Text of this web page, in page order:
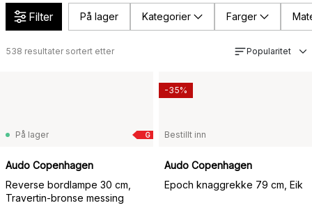
Filter På lager Kategorier Farger
538 resultater sortert etter Popularitet
G
På lager
Audo Copenhagen
Reverse bordlampe 30 cm,
Travertin-bronse messing
Bestillt inn
Audo Copenhagen
Epoch knaggrekke 79 cm, Eik
-35%